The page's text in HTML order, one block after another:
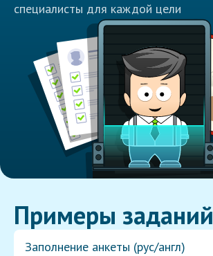
специалисты для каждой цели
Примеры заданий
Заполнение анкеты (рус/англ)